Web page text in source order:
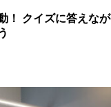
！ クイズに答えなが